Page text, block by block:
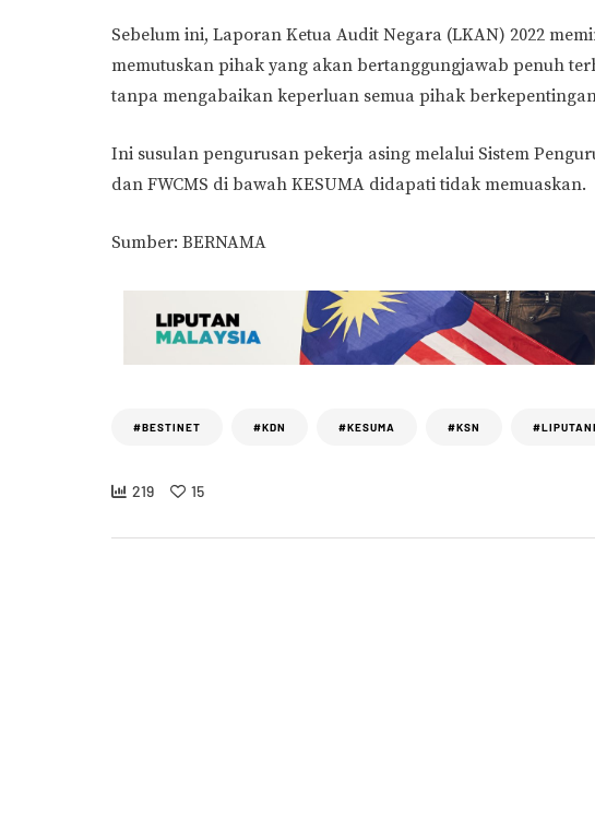
Sebelum ini, Laporan Ketua Audit Negara (LKAN) 2022
memutuskan pihak yang akan bertanggungjawab penuh
tanpa mengabaikan keperluan semua pihak
Ini susulan pengurusan pekerja asing melalui Sistem
dan FWCMS di bawah KESUMA didapati tidak memuaskan.
Sumber: BERNAMA
#BESTINET #KDN #KESUMA #KSN
219 15